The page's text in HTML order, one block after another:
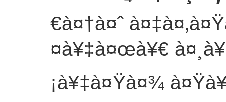
€à¤†à¤ˆ
¤à¥‡à¤œà¥€
¡à¥‡à¤Ÿà¤¾